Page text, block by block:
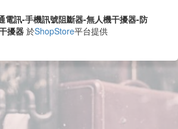
電訊-手機訊號阻斷器-無人機干擾器-防
擾器於ShopStore平台提供